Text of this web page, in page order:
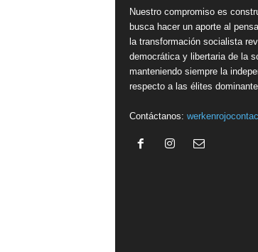
Nuestro compromiso es
busca hacer un aporte al
la transformación socialista
democrática y libertaria de la
manteniendo siempre la
respecto a las élites
Contáctanos: